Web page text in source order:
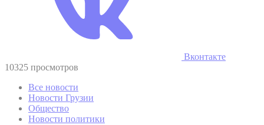
Вконтакте
10325 просмотров
Все новости
Новости Грузии
Общество
Новости политики